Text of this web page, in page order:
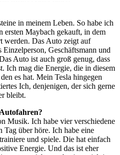
in meinem Leben. So habe ich
ersten Maybach gekauft, in dem
werden. Das Auto zeigt auf
Geschäftsmann und
Auto ist auch groß genug, dass
Ich mag die Energie, die in diesem
es hat. Mein Tesla hingegen
Ich, denjenigen, der sich gerne
bleibt.
Musik. Ich habe vier verschiedene
Tag über höre. Ich habe eine
und spiele. Die hat einfach
Energie. Und das ist eher